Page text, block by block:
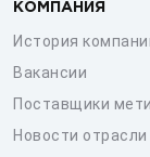
КОМПАНИЯ
История
Вакансии
Поставщики
Новости отрасли